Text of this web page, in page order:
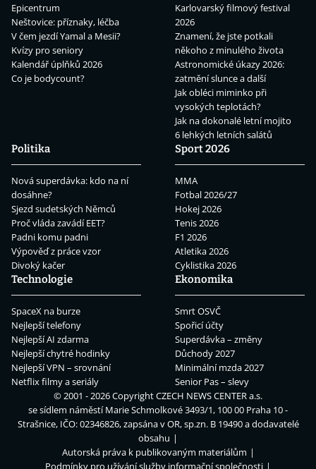
Epicentrum
Neštovice: příznaky, léčba
V čem jezdí Yamal a Mesii?
Kvízy pro seniory
Kalendář úplňků 2026
Co je bodycount?
Karlovarský filmový festival
2026
Znamení, že jste potkali
někoho z minulého života
Astronomické úkazy 2026:
zatmění slunce a další
Jak obléci miminko při
vysokých teplotách?
Jak na dokonalé letní mojito
6 lehkých letních salátů
Politika
Nová superdávka: kdo na ní
dosáhne?
Sjezd sudetských Němců
Proč vláda zavádí EET?
Padni komu padni
Výpověď z práce vzor
Divoký kačer
Sport 2026
MMA
Fotbal 2026/27
Hokej 2026
Tenis 2026
F1 2026
Atletika 2026
Cyklistika 2026
Technologie
SpaceX na burze
Nejlepší telefony
Nejlepší AI zdarma
Nejlepší chytré hodinky
Nejlepší VPN – srovnání
Netflix filmy a seriály
Ekonomika
Smrt OSVČ
Spořicí účty
Superdávka – změny
Důchody 2027
Minimální mzda 2027
Senior Pas – slevy
© 2001 - 2026 CopyrightCZECH NEWS CENTER a.s.
se sídlem náměstí Marie Schmolkové 3493/1, 100 00 Praha 10 -
Strašnice, IČO: 02346826, zapsána v OR, sp.zn. B 19490 a dodavatelé
obsahu
Autorská práva k publikovaným materiálům
Podmínky pro užívání služby informační společnosti